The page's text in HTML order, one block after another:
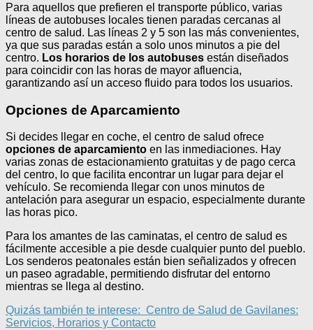
Para aquellos que prefieren el transporte público, varias
líneas de autobuses locales tienen paradas cercanas al
centro de salud. Las líneas 2 y 5 son las más convenientes,
ya que sus paradas están a solo unos minutos a pie del
centro. Los horarios de los autobuses están diseñados
para coincidir con las horas de mayor afluencia,
garantizando así un acceso fluido para todos los usuarios.
Opciones de Aparcamiento
Si decides llegar en coche, el centro de salud ofrece
opciones de aparcamiento en las inmediaciones. Hay
varias zonas de estacionamiento gratuitas y de pago cerca
del centro, lo que facilita encontrar un lugar para dejar el
vehículo. Se recomienda llegar con unos minutos de
antelación para asegurar un espacio, especialmente durante
las horas pico.
Para los amantes de las caminatas, el centro de salud es
fácilmente accesible a pie desde cualquier punto del pueblo.
Los senderos peatonales están bien señalizados y ofrecen
un paseo agradable, permitiendo disfrutar del entorno
mientras se llega al destino.
Quizás también te interese: Centro de Salud de Gavilanes:
Servicios, Horarios y Contacto